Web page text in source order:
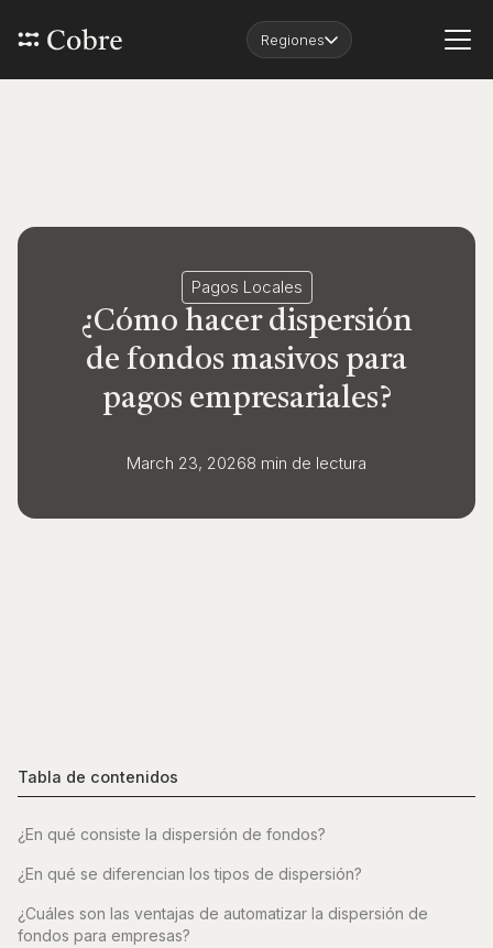
Regiones
Pagos Locales
¿Cómo hacer dispersión
de fondos masivos para
pagos empresariales?
March 23, 20268 min de lectura
Tabla de contenidos
¿En qué consiste la dispersión de fondos?
¿En qué se diferencian los tipos de dispersión?
¿Cuáles son las ventajas de automatizar la dispersión de
fondos para empresas?